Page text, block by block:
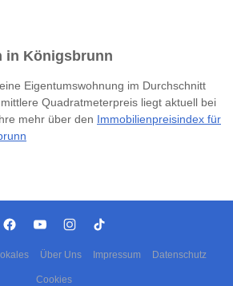
in Königsbrunn
Eigentumswohnung im Durchschnitt
Quadratmeterpreis liegt aktuell bei
mehr über den Immobilienpreisindex für
Über Uns Impressum Datenschutz
Cookies